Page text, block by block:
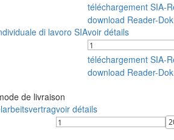
téléchargement SIA-
download Reader-
di lavoro SIAvoir détails
téléchargement SIA-
download Reader-
de livraison
voir détails